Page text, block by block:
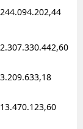
244.094.202,44
2.307.330.442,60
3.209.633,18
13.470.123,60